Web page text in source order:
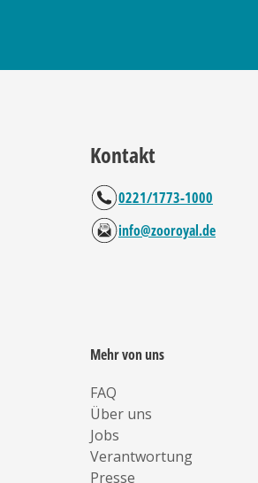
Kontakt
0221/1773-1000
info@zooroyal.de
Mehr von uns
FAQ
Über uns
Jobs
Verantwortung
Presse